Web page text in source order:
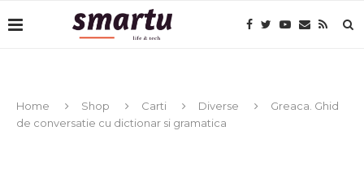
Home Shop Carti Diverse
Greaca. Ghid
de conversatie cu dictionar si gramatica